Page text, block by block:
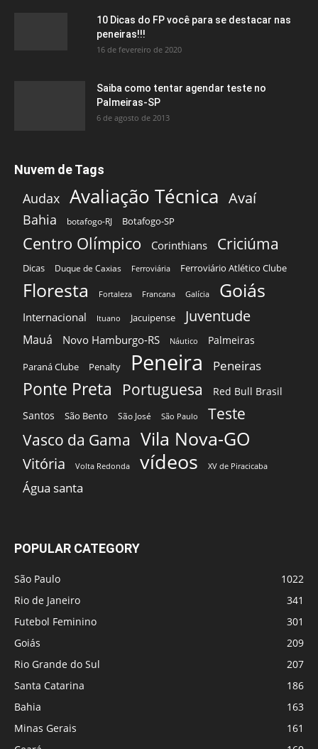
10 Dicas do FP você para se destacar nas
peneiras!!!
16 de fevereiro de 2020
Saiba como tentar agendar teste no
Palmeiras-SP
6 de agosto de 2013
Nuvem de Tags
Audax Avaliação Técnica Avaí
Bahia botafogo-RJ Botafogo-SP
Centro Olímpico Corinthians Criciúma
Dicas Duque de Caxias Ferroviária Ferroviário Atlético Clube
Floresta Fortaleza Francana Galícia Goiás
Internacional Ituano Jacuipense Juventude
Mauá Novo Hamburgo-RS Náutico Palmeiras
Paraná Clube Penalty Peneira Peneiras
Ponte Preta Portuguesa
Red Bull Brasil
Santos
São Bento São José São Paulo Teste
Vasco da Gama Vila Nova-GO
Vitória Volta Redonda vídeos XV de Piracicaba
Água santa
POPULAR CATEGORY
São Paulo
1022
Rio de Janeiro
341
Futebol Feminino
301
Goiás
209
Rio Grande do Sul
207
Santa Catarina
186
Bahia
163
Minas Gerais
161